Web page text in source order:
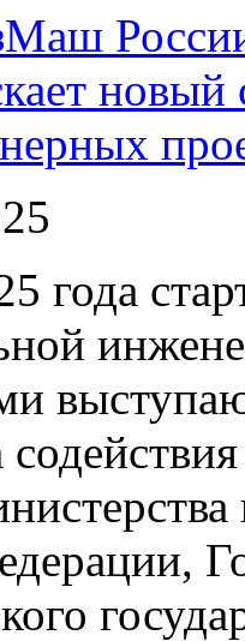
года